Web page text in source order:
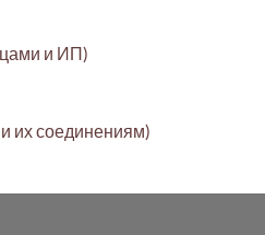
и ИП)
их соединениям)